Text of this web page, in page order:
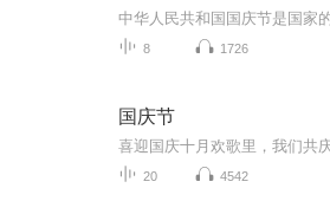
8 1726
国庆节
20 4542